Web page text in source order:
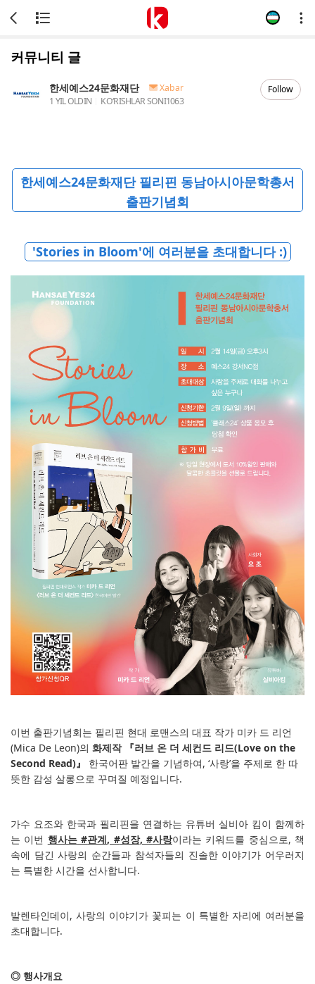
커뮤니티 글
한세예스24문화재단
Xabar
1 YIL OLDIN
KOʻRISHLAR SONI1063
Follow
한세예스24문화재단 필리핀 동남아시아문학총서
출판기념회
'Stories in Bloom'에 여러분을 초대합니다 :)
이번 출판기념회는 필리핀 현대 로맨스의 대표 작가 미카 드 리언
(Mica De Leon)의 화제작 『러브 온 더 세컨드 리드(Love on the
Second Read)』 한국어판 발간을 기념하여, ‘사랑’을 주제로 한 따
뜻한 감성 살롱으로 꾸며질 예정입니다.
가수 요조와 한국과 필리핀을 연결하는 유튜버 실비아 킴이 함께하
는 이번 행사는#관계, #성장, #사랑이라는 키워드를 중심으로, 책
속에 담긴 사랑의 순간들과 참석자들의 진솔한 이야기가 어우러지
는 특별한 시간을 선사합니다.
발렌타인데이,사랑의 이야기가 꽃피는 이 특별한 자리에 여러분을
초대합니다.
◎ 행사개요